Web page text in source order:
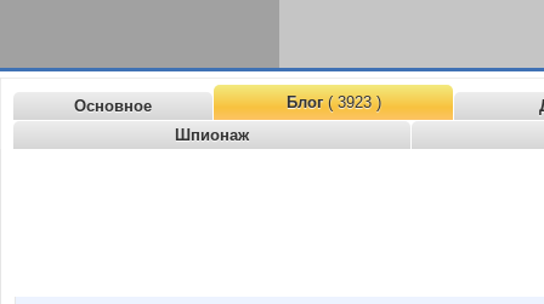
Основное Блог( 3923 )
Шпионаж